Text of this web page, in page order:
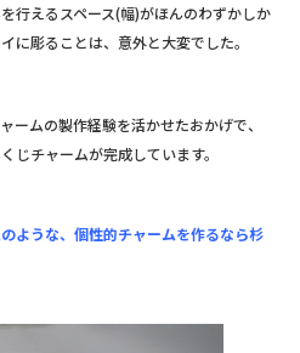
行えるスペース(幅)がほんのわずかしか
に彫ることは、意外と大変でした。
ームの製作経験を活かせたおかげで、
じチャームが完成しています。
ような、個性的チャームを作るなら杉